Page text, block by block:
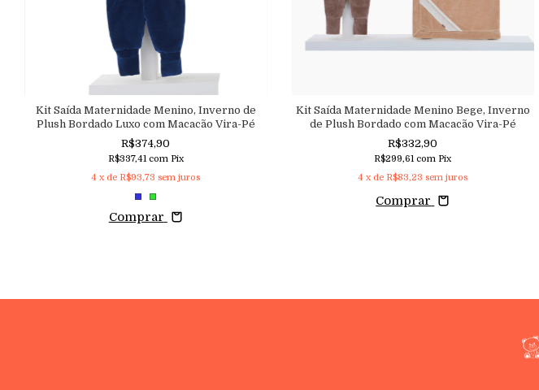
Kit Saída Maternidade Menino, Inverno de
Plush Bordado Luxo com Macacão Vira-Pé
R$374,90
R$337,41 com Pix
4 x de R$93,73 sem juros
Comprar
Kit Saída Maternidade Menino Bege, Inverno
de Plush Bordado com Macacão Vira-Pé
R$332,90
R$299,61com Pix
4 x de R$83,23 sem juros
Comprar